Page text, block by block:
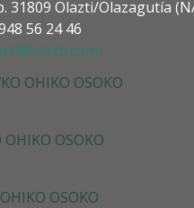
31809 Olazti/Olazagutía
56 24 46
OHIKO OSOKO
OSOKO
OSOKO